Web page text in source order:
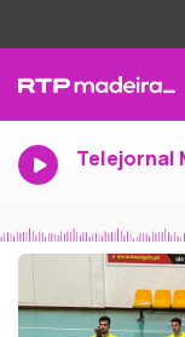
Telejornal